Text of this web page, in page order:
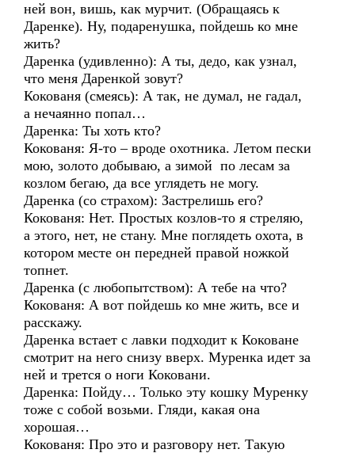
ней вон, вишь, как мурчит. (Обращаясь к
Даренке). Ну, подаренушка, пойдешь ко мне
жить?
Даренка (удивленно): А ты, дедо, как узнал,
что меня Даренкой зовут?
Кокованя (смеясь): А так, не думал, не гадал,
а нечаянно попал…
Даренка: Ты хоть кто?
Кокованя: Я-то – вроде охотника. Летом пески
мою, золото добываю, а зимой по лесам за
козлом бегаю, да все углядеть не могу.
Даренка (со страхом): Застрелишь его?
Кокованя: Нет. Простых козлов-то я стреляю,
а этого, нет, не стану. Мне поглядеть охота, в
котором месте он передней правой ножкой
топнет.
Даренка (с любопытством): А тебе на что?
Кокованя: А вот пойдешь ко мне жить, все и
расскажу.
Даренка встает с лавки подходит к Коковане
смотрит на него снизу вверх. Муренка идет за
ней и трется о ноги Коковани.
Даренка: Пойду… Только эту кошку Муренку
тоже с собой возьми. Гляди, какая она
хорошая…
Кокованя: Про это и разговору нет. Такую